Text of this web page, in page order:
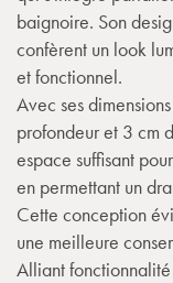
baignoire. Son
confèrent un look
et fonctionnel.
Avec ses
profondeur et 3 cm
espace suffisant
en permettant un
Cette conception
une meilleure
Alliant